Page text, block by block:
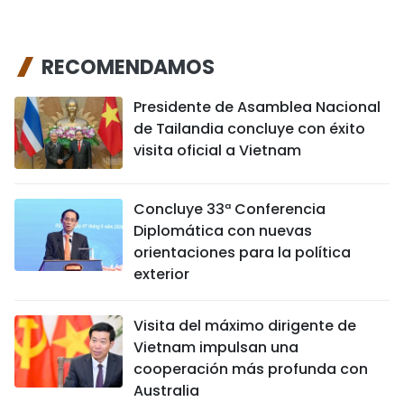
RECOMENDAMOS
Presidente de Asamblea Nacional
de Tailandia concluye con éxito
visita oficial a Vietnam
Concluye 33ª Conferencia
Diplomática con nuevas
orientaciones para la política
exterior
Visita del máximo dirigente de
Vietnam impulsan una
cooperación más profunda con
Australia